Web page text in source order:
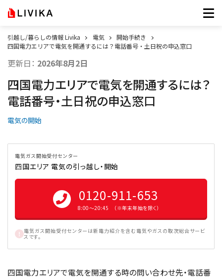
引越し/暮らしの情報 Livika 電気
開始手続き
四国電力エリアで電気を開通するには？電話番号・土日祝の申込窓口
更新日： 2026年8月2日
四国電力エリアで電気を開通するには？
電話番号・土日祝の申込窓口
電気の開始
電気ガス開始受付センター
四国エリア 電気の引っ越し・開始
0120-911-653
8:00〜20:45 （※年末年始を除く）
電気ガス開始受付センターは新電力紹介を含む電気やガスの取次総合サービ
スです。
四国電力エリアで電気を開通する時の問い合わせ先・電話番